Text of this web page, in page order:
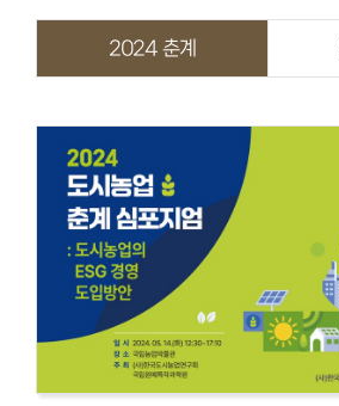
2024 춘계